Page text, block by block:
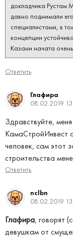
докладчика Рустам
давно поднимали
специалистами, в
концепции
Казани начата
Ответить
Глафира
08.02.2019
Здравствуйте,
КамаСтройИнвест
человек, сам этот
строительства
Ответить
nclbn
08.02.2019
Глафира, говорят
девушкам от